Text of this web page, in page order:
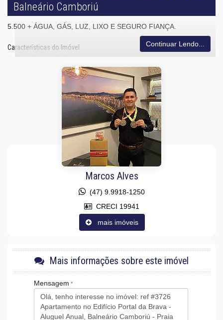
Balneário Camboriú
5.500 + ÁGUA, GÁS, LUZ, LIXO E SEGURO FIANÇA.
Características do Imóvel
Aquecimento de Água
Piso Porcelanato
Acabamento em Gesso
Fechadura Eletrônica
Sacada com Churrasqueira
Características do Empreendimento
Portão Eletrônico
Playground
Brinquedoteca
Quiosque Externo
Piscina Infantil
Câmeras de Segurança
Gás Central
Continuar Lendo...
Marcos Alves
(47) 9.9918-1250
CRECI 19941
mais imóveis
Mais informações sobre este imóvel
Mensagem